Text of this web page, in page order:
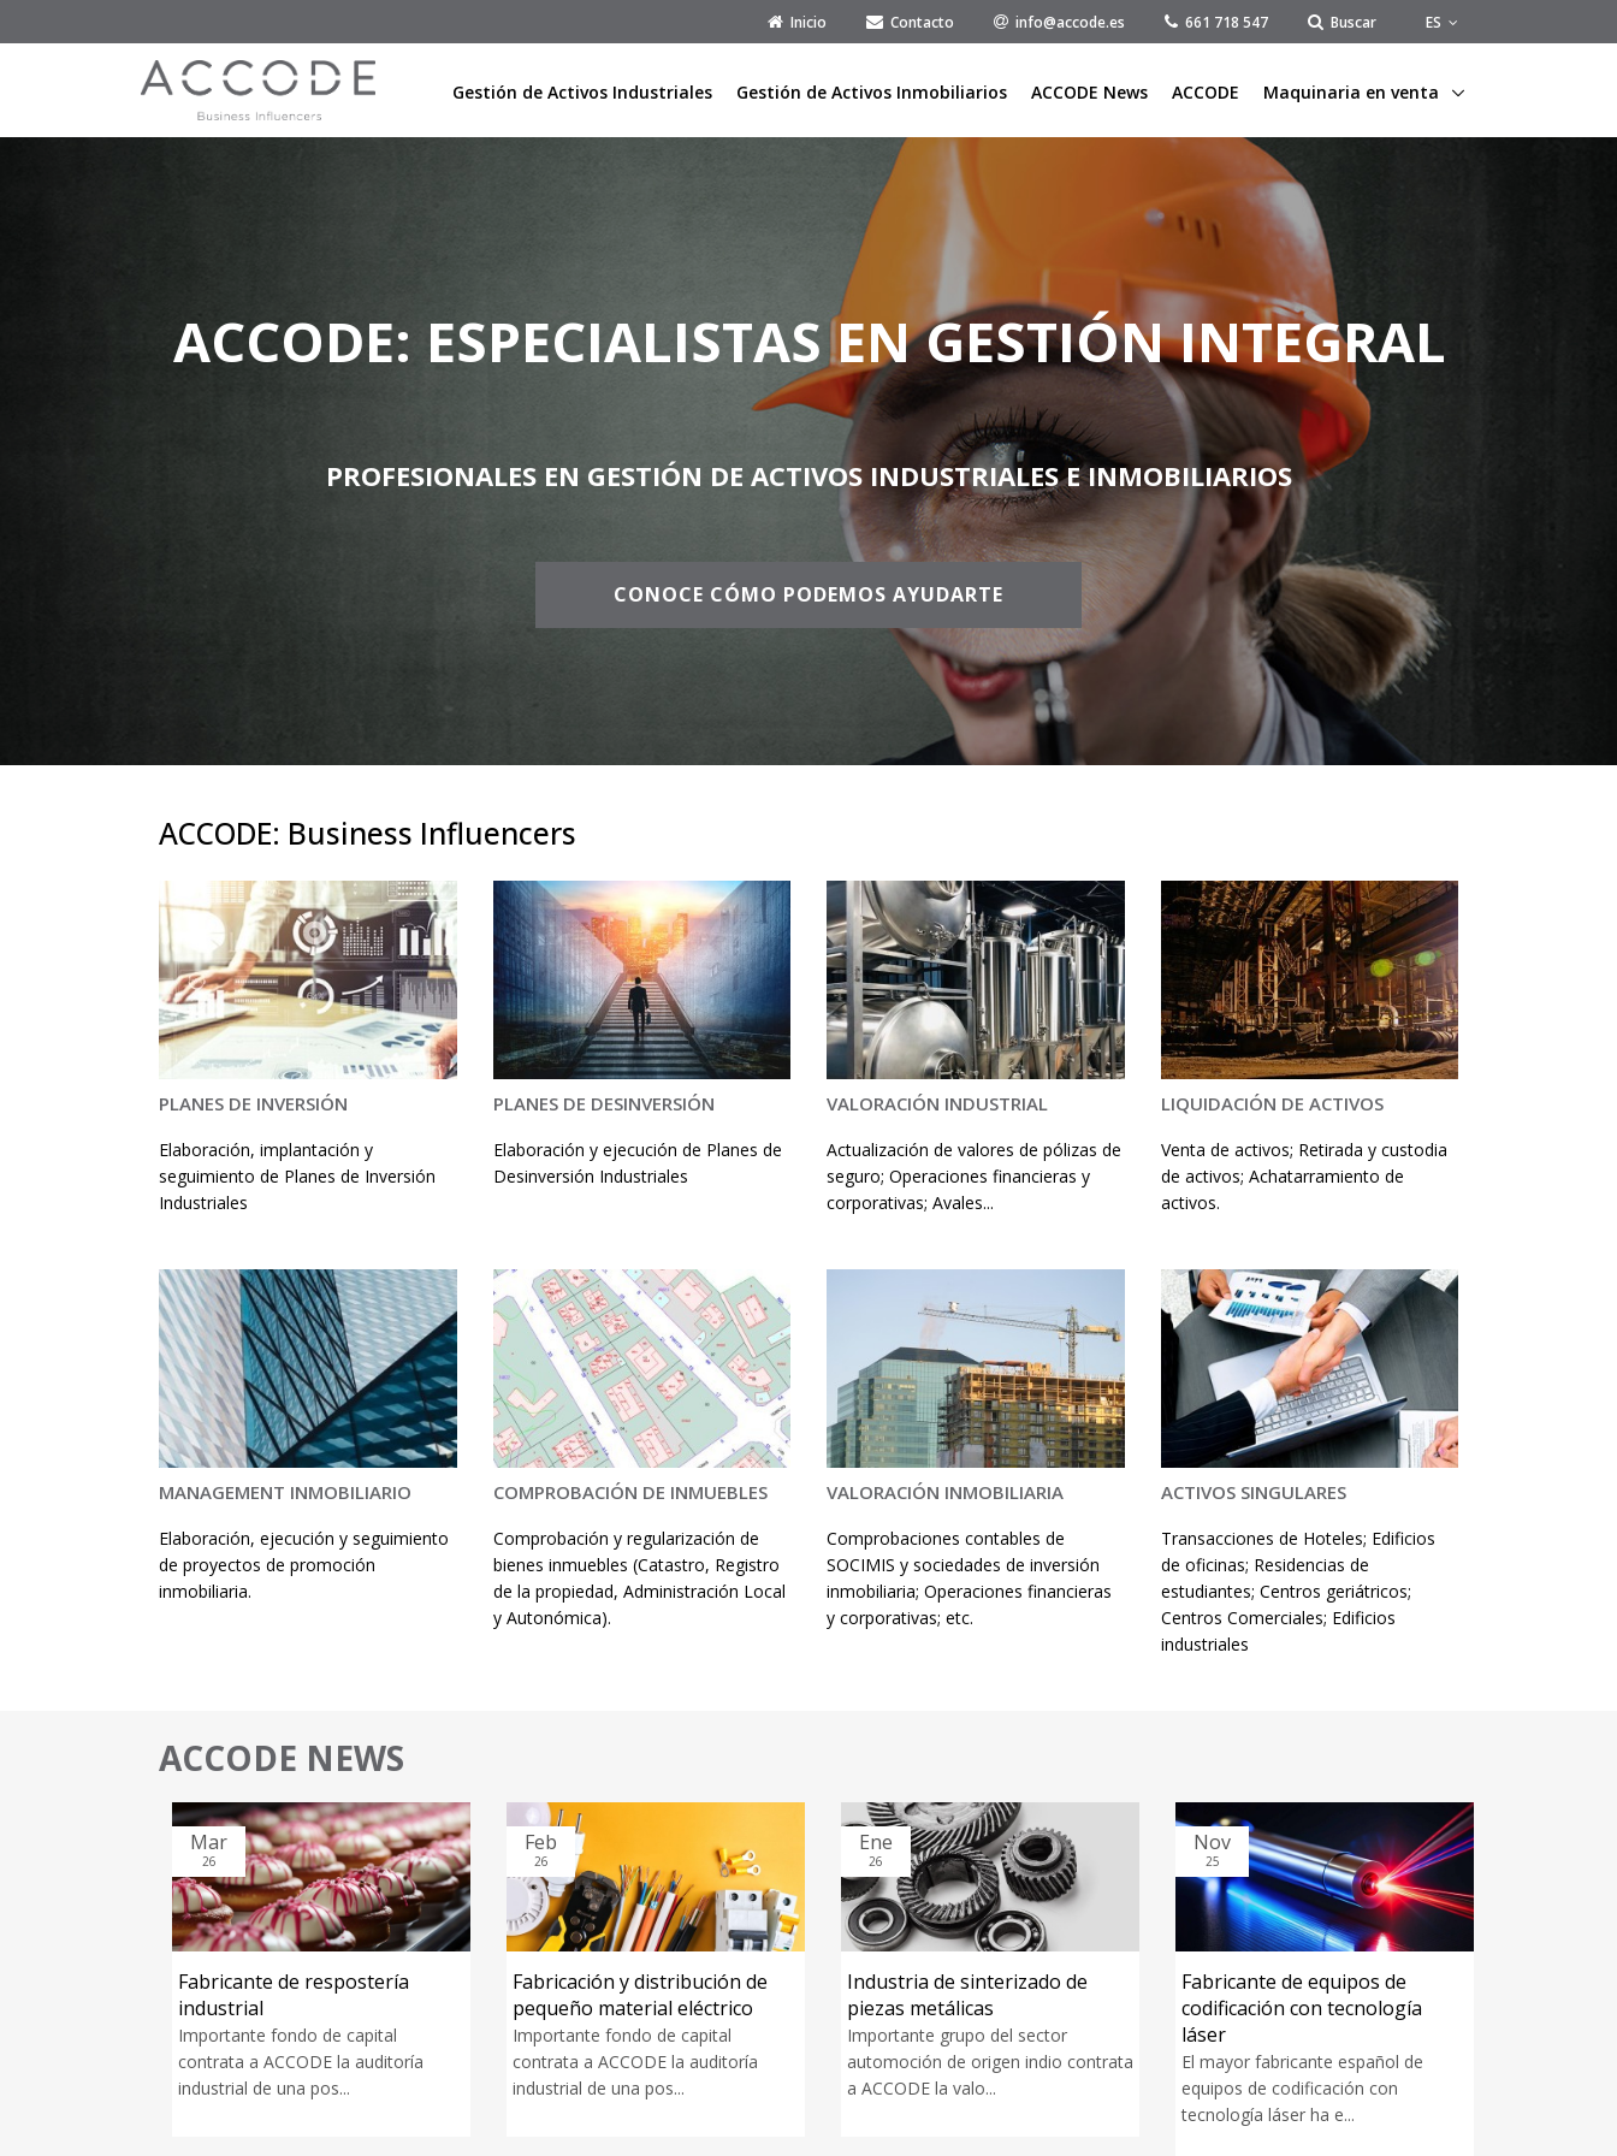
Inicio Contacto info@accode.es 661 718 547 Buscar ES
Gestión de Activos Industriales Gestión de Activos Inmobiliarios ACCODE News ACCODE Maquinaria en venta
PROFESIONALES EN GESTIÓN DE ACTIVOS INDUSTRIALES E INMOBILIARIOS
ACCODE: ESPECIALISTAS EN GESTIÓN INTEGRAL
CONOCE CÓMO PODEMOS AYUDARTE
ACCODE: Business Influencers
PLANES DE INVERSIÓN
Elaboración, implantación y
seguimiento de Planes de Inversión
Industriales
PLANES DE DESINVERSIÓN
Elaboración y ejecución de Planes de
Desinversión Industriales
VALORACIÓN INDUSTRIAL
Actualización de valores de pólizas de
seguro; Operaciones financieras y
corporativas; Avales...
LIQUIDACIÓN DE ACTIVOS
Venta de activos; Retirada y custodia
de activos; Achatarramiento de
activos.
MANAGEMENT INMOBILIARIO
Elaboración, ejecución y seguimiento
de proyectos de promoción
inmobiliaria.
COMPROBACIÓN DE INMUEBLES
Comprobación y regularización de
bienes inmuebles (Catastro, Registro
de la propiedad, Administración Local
y Autonómica).
VALORACIÓN INMOBILIARIA
Comprobaciones contables de
SOCIMIS y sociedades de inversión
inmobiliaria; Operaciones financieras
y corporativas; etc.
ACTIVOS SINGULARES
Transacciones de Hoteles; Edificios
de oficinas; Residencias de
estudiantes; Centros geriátricos;
Centros Comerciales; Edificios
industriales
ACCODE NEWS
Mar
26
Fabricante de respostería
industrial
Importante fondo de capital
contrata a ACCODE la auditoría
industrial de una pos...
Feb
26
Fabricación y distribución de
pequeño material eléctrico
Importante fondo de capital
contrata a ACCODE la auditoría
industrial de una pos...
Ene
26
Industria de sinterizado de
piezas metálicas
Importante grupo del sector
automoción de origen indio contrata
a ACCODE la valo...
Nov
25
Fabricante de equipos de
codificación con tecnología
láser
El mayor fabricante español de
equipos de codificación con
tecnología láser ha e...